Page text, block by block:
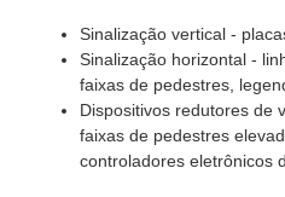
Sinalização vertical -
Sinalização horizontal -
faixas de pedestres,
Dispositivos redutores de
faixas de pedestres
controladores eletrônicos